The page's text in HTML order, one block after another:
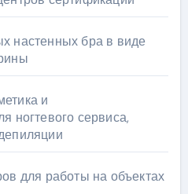
настенных бра в виде
и
ногтевого сервиса,
для работы на объектах